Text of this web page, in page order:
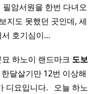
암서원을 한번 다녀오
지도 못했던 곳인데, 세
서 호기심이…
하노이 랜드마크 도보
달살기만 12번 이상해
디요입니다. ​ ​ 오늘 하노